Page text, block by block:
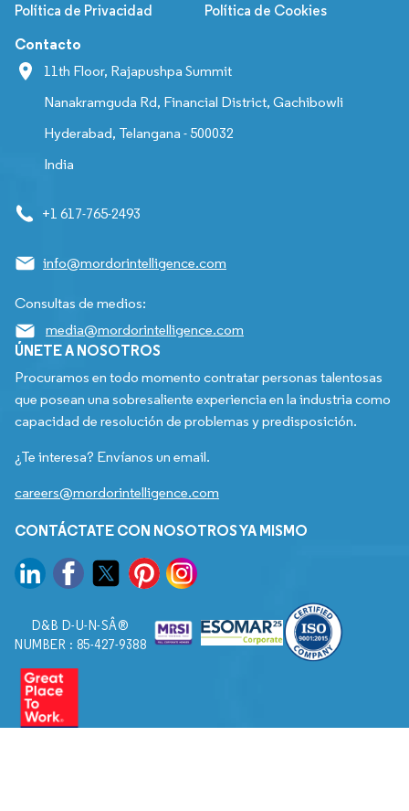
Política de Privacidad Política de Cookies
Contacto
11th Floor, Rajapushpa Summit
Nanakramguda Rd, Financial District, Gachibowli
Hyderabad, Telangana - 500032
India
+1 617-765-2493
info@mordorintelligence.com
Consultas de medios:
media@mordorintelligence.com
ÚNETE A NOSOTROS
Procuramos en todo momento contratar personas talentosas
que posean una sobresaliente experiencia en la industria como
capacidad de resolución de problemas y predisposición.
¿Te interesa? Envíanos un email.
careers@mordorintelligence.com
CONTÁCTATE CON NOSOTROS YA MISMO
D&B D-U-N-SÂ®
NUMBER : 85-427-9388